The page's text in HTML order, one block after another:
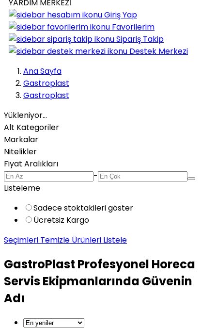
YARDIM MERKEZİ
Giriş Yap
Favorilerim
Sipariş Takip
Destek Merkezi
Ana Sayfa
Gastroplast
Gastroplast
Yükleniyor...
Alt Kategoriler
Markalar
Nitelikler
Fiyat Aralıkları
-
Listeleme
Sadece stoktakileri göster
Ücretsiz Kargo
Seçimleri Temizle Ürünleri Listele
GastroPlast Profesyonel Horeca
Servis Ekipmanlarında Güvenin
Adı